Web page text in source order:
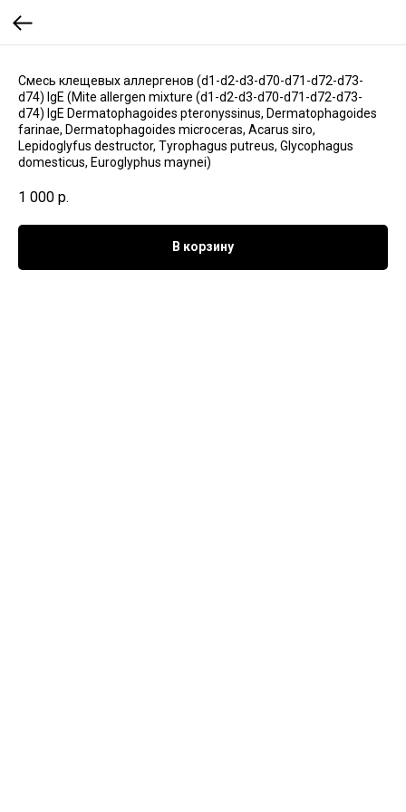
Смесь клещевых аллергенов (d1-d2-d3-d70-d71-d72-d73-
d74) IgE (Mite allergen mixture (d1-d2-d3-d70-d71-d72-d73-
d74) IgE Dermatophagoides pteronyssinus, Dermatophagoides
farinae, Dermatophagoides microceras, Acarus siro,
Lepidoglyfus destructor, Tyrophagus putreus, Glycophagus
domesticus, Euroglyphus maynei)
1 000 р.
В корзину